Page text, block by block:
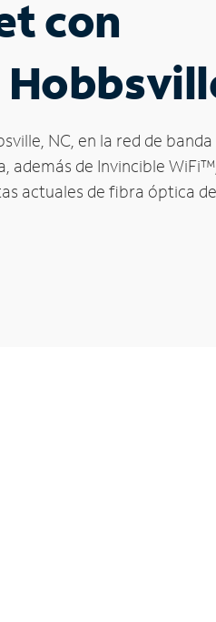
con
NC, en la red de
además de Invincible
actuales de fibra óptica